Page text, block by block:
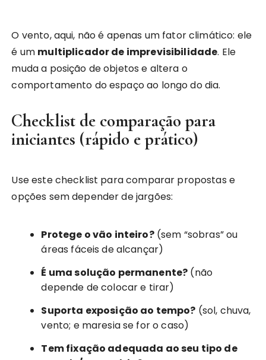
O vento, aqui, não é apenas um fator climático: ele
é um multiplicador de imprevisibilidade. Ele
muda a posição de objetos e altera o
comportamento do espaço ao longo do dia.
Checklist de comparação para
iniciantes (rápido e prático)
Use este checklist para comparar propostas e
opções sem depender de jargões:
Protege o vão inteiro?(sem “sobras” ou
áreas fáceis de alcançar)
É uma solução permanente? (não
depende de colocar e tirar)
Suporta exposição ao tempo? (sol, chuva,
vento; e maresia se for o caso)
Tem fixação adequada ao seu tipo de